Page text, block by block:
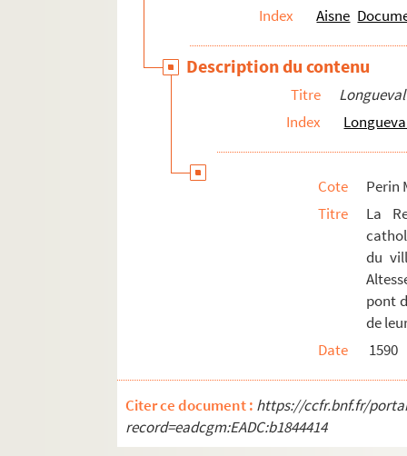
Saint-Nicolas-aux-Bois
Saint-Remy-Blanzy.
Sissonne
Soissons
Index
Aisne
Description du contenu
Titre
Longueval
Index
Cote
Perin
Titre
La
du
pont
de
Date
1590
Citer ce document : https://ccfr.bnf.fr/
record=eadcgm:EADC:b1844414